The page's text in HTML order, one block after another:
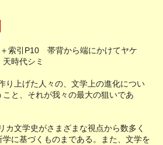
索引P10 帯背から端にかけてヤケ
時代シミ
り上げた人々の、文学上の進化につい
と、それが我々の最大の狙いであ
カ文学史がさまざまな視点から数多く
に基づくものまである。また、文学を